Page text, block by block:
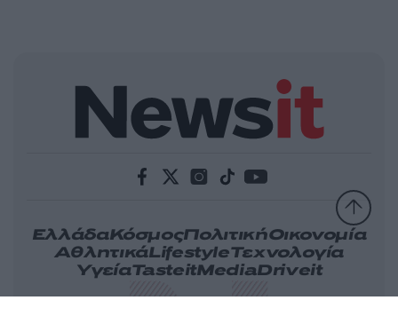
ΕλλάδαΚόσμοςΠολιτικήΟικονομία
ΑθλητικάLifestyleΤεχνολογία
ΥγείαTasteitMediaDriveit